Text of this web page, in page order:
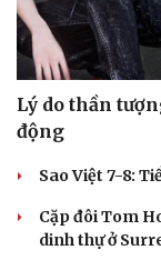
Du lịch
Tư vấn
Săn Tour
Lý do thần
động
Sao Việt 7-8:
Cặp đôi Tom
dinh thự ở